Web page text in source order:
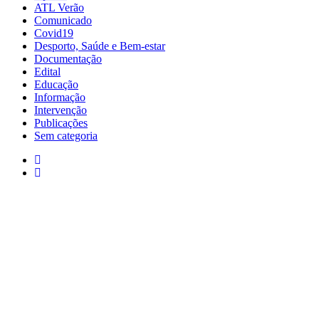
ATL Verão
Comunicado
Covid19
Desporto, Saúde e Bem-estar
Documentação
Edital
Educação
Informação
Intervenção
Publicações
Sem categoria